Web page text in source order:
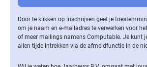
Door te klikken op inschrijven geef je
om je naam en e-mailadres te verwerken voor
of meer mailings namens Computable. Je kunt
allen tijde intrekken via de af­meld­func­tie in de